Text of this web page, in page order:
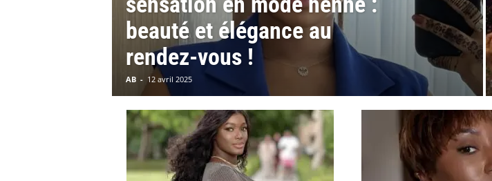
beauté et élégance au
rendez-vous !
AB - 12 avril 2025